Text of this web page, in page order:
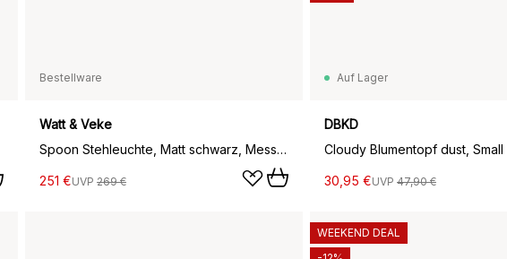
Bestellware
Watt & Veke
Spoon Stehleuchte, Matt schwarz, Messing
251 €UVP 269 €
Auf Lager
DBKD
Cloudy Blumentopf dust, Small
30,95 €UVP 47,90 €
WEEKEND DEAL